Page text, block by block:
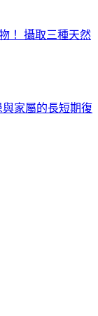
！ 攝取三種天然
家屬的長短期復